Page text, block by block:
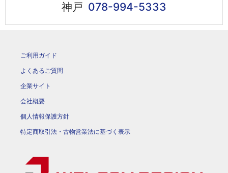
神戸 078-994-5333
ご利用ガイド
よくあるご質問
企業サイト
会社概要
個人情報保護方針
特定商取引法・古物営業法に基づく表示